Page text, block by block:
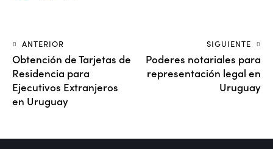
ANTERIOR
Obtención de Tarjetas de
Residencia para
Ejecutivos Extranjeros
en Uruguay
SIGUIENTE
Poderes notariales para
representación legal en
Uruguay